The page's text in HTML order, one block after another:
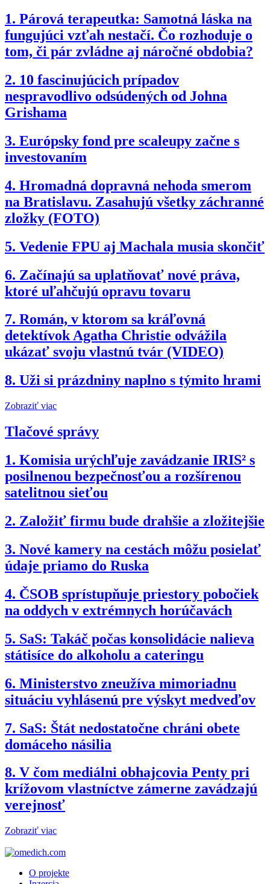
1. Párová terapeutka: Samotná láska na
fungujúci vzťah nestačí. Čo rozhoduje o
tom, či pár zvládne aj náročné obdobia?
2. 10 fascinujúcich prípadov
nespravodlivo odsúdených od Johna
Grishama
3. Európsky fond pre scaleupy začne s
investovaním
4. Hromadná dopravná nehoda smerom
na Bratislavu. Zasahujú všetky záchranné
zložky (FOTO)
5. Vedenie FPU aj Machala musia skončiť
6. Začínajú sa uplatňovať nové práva,
ktoré uľahčujú opravu tovaru
7. Román, v ktorom sa kráľovná
detektívok Agatha Christie odvážila
ukázať svoju vlastnú tvár (VIDEO)
8. Uži si prázdniny naplno s týmito hrami
Zobraziť viac
Tlačové správy
1. Komisia urýchľuje zavádzanie IRIS² s
posilnenou bezpečnosťou a rozšírenou
satelitnou sieťou
2. Založiť firmu bude drahšie a zložitejšie
3. Nové kamery na cestách môžu posielať
údaje priamo do Ruska
4. ČSOB sprístupňuje priestory pobočiek
na oddych v extrémnych horúčavách
5. SaS: Takáč počas konsolidácie nalieva
státisíce do alkoholu a cateringu
6. Ministerstvo zneužíva mimoriadnu
situáciu vyhlásenú pre výskyt medveďov
7. SaS: Štát nedostatočne chráni obete
domáceho násilia
8. V čom mediálni obhajcovia Penty pri
krížovom vlastníctve zámerne zavádzajú
verejnosť
Zobraziť viac
O projekte